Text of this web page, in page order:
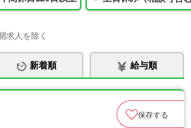
求人を除く
新着順 給与順
保存する